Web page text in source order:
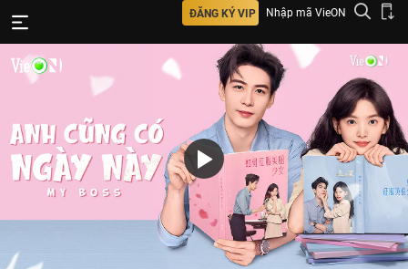
ĐĂNG KÝ VIP Nhập mã VieON